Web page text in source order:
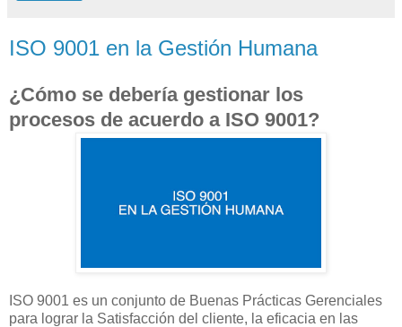
ISO 9001 en la Gestión Humana
¿Cómo se debería gestionar los
procesos de acuerdo a ISO 9001?
ISO 9001 es un conjunto de Buenas Prácticas Gerenciales
para lograr la Satisfacción del cliente, la eficacia en las